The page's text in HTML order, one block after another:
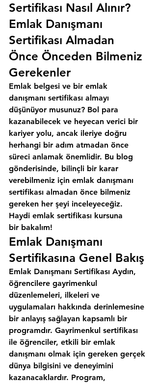
Sertifikası Nasıl Alınır?
Emlak Danışmanı
Sertifikası Almadan
Önce Önceden Bilmeniz
Gerekenler
Emlak belgesi ve bir emlak
danışmanı sertifikası almayı
düşünüyor musunuz? Bol para
kazanabilecek ve heyecan verici bir
kariyer yolu, ancak ileriye doğru
herhangi bir adım atmadan önce
süreci anlamak önemlidir. Bu blog
gönderisinde, bilinçli bir karar
verebilmeniz için emlak danışmanı
sertifikası almadan önce bilmeniz
gereken her şeyi inceleyeceğiz.
Haydi emlak sertifikası kursuna
bir bakalım!
Emlak Danışmanı
Sertifikasına Genel Bakış
Emlak Danışmanı Sertifikası Aydın,
öğrencilere gayrimenkul
düzenlemeleri, ilkeleri ve
uygulamaları hakkında derinlemesine
bir anlayış sağlayan kapsamlı bir
programdır. Gayrimenkul sertifikası
ile öğrenciler, etkili bir emlak
danışmanı olmak için gereken gerçek
dünya bilgisini ve deneyimini
kazanacaklardır. Program,